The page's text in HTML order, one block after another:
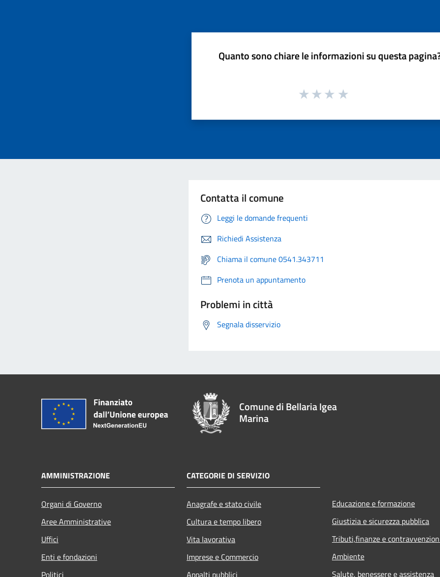
Quanto sono chiare le informazioni su questa
Contatta il comune
Leggi le domande frequenti
Richiedi Assistenza
Chiama il comune 0541.343711
Prenota un appuntamento
Problemi in città
Segnala disservizio
Comune di Bellaria Igea
Marina
AMMINISTRAZIONE
Organi di Governo
Aree Amministrative
Uffici
Enti e fondazioni
CATEGORIE DI SERVIZIO
Anagrafe e stato civile
Cultura e tempo libero
Vita lavorativa
Imprese e Commercio
Educazione e formazione
Giustizia e sicurezza pubblica
Tributi,finanze e
Ambiente
Salute, benessere e assistenza